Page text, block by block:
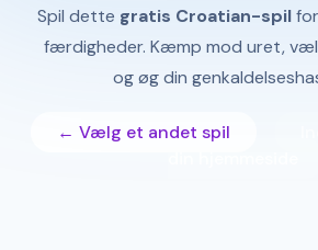
Spil dette gratis Croatian-spilfor
færdigheder. Kæmp mod uret,
og øg din
← Vælg et andet spil